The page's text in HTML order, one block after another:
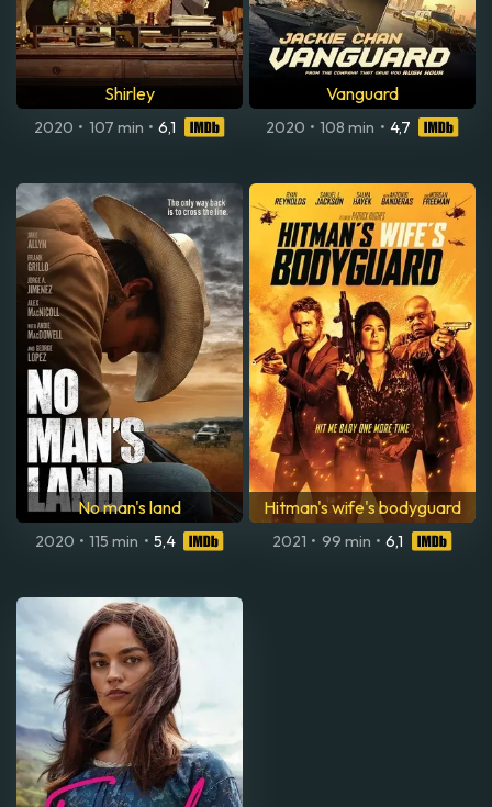
Shirley
2020 • 107 min • 6,1
Vanguard
2020 • 108 min • 4,7
No man's land
2020 • 115 min • 5,4
Hitman's wife's bodyguard
2021 • 99 min • 6,1